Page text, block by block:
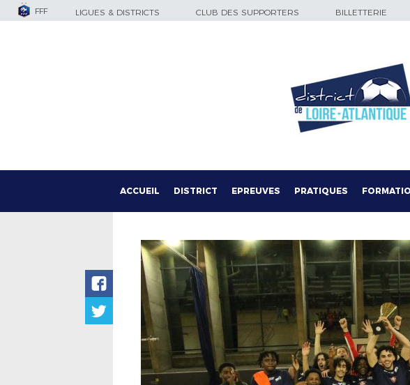
FFF LIGUES & DISTRICTS CLUB DES SUPPORTERS BILLETTERIE
ACCUEIL DISTRICT EPREUVES PRATIQUES